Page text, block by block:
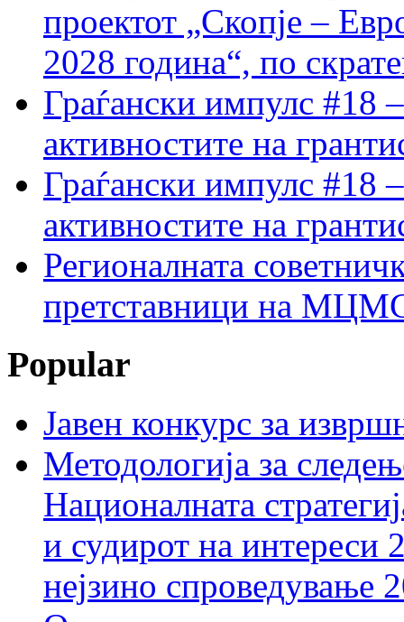
проектот „Скопје –
2028 година“, по
Граѓански импулс #18
активностите на
Граѓански импулс #18
активностите на
Регионалната
претставници на МЦМС
Popular
Јавен конкурс за
Методологија за
Националната
и судирот на интереси
нејзино спроведување